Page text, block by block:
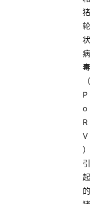
猪
轮
状
病
毒
（
P
o
R
V
）
引
起
的